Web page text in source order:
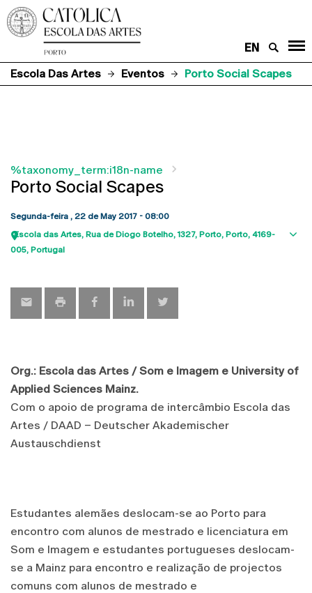
EN
Escola Das Artes
Eventos Porto Social Scapes
%taxonomy_term:i18n-name
Porto Social Scapes
Segunda-feira , 22 de May 2017 - 08:00
Escola das Artes Rua de Diogo Botelho, 1327 Porto Porto 4169-
005 Portugal
Org.: Escola das Artes / Som e Imagem e University of
Applied Sciences Mainz.
Com o apoio de programa de intercâmbio Escola das
Artes / DAAD – Deutscher Akademischer
Austauschdienst
Estudantes alemães deslocam-se ao Porto para
encontro com alunos de mestrado e licenciatura em
Som e Imagem e estudantes portugueses deslocam-
se a Mainz para encontro e realização de projectos
comuns com alunos de mestrado e